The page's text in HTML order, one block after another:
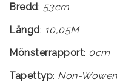
Bredd: 53cm
Längd: 10,05M
Mönsterrapport: 0cm
Tapettyp: